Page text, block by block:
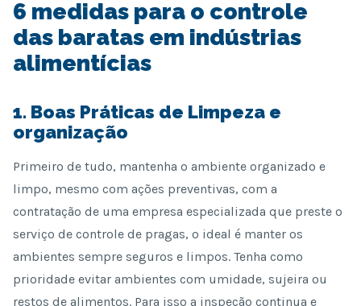
6 medidas para o controle
das baratas em indústrias
alimentícias
1. Boas Práticas de Limpeza e
organização
Primeiro de tudo, mantenha o ambiente organizado e
limpo, mesmo com ações preventivas, com a
contratação de uma empresa especializada que preste o
serviço de controle de pragas, o ideal é manter os
ambientes sempre seguros e limpos. Tenha como
prioridade evitar ambientes com umidade, sujeira ou
restos de alimentos. Para isso a inspeção continua e